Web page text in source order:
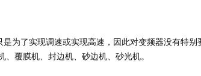
为了实现调速或实现高速，因此对变频器没有特
覆膜机、封边机、砂边机、砂光机。